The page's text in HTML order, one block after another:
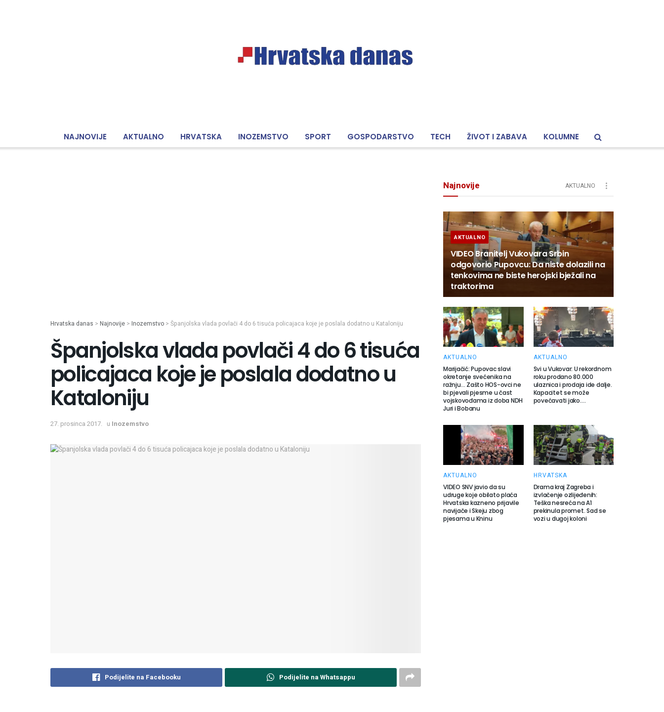
NAJNOVIJE AKTUALNO HRVATSKA INOZEMSTVO SPORT GOSPODARSTVO TECH ŽIVOT I ZABAVA KOLUMNE
Hrvatska danas > Najnovije > Inozemstvo > Španjolska vlada povlači 4 do 6 tisuća policajaca koje je poslala dodatno u Kataloniju
Španjolska vlada povlači 4 do 6 tisuća
policajaca koje je poslala dodatno u
Kataloniju
27. prosinca 2017. u Inozemstvo
Podijelite na Facebooku Podijelite na Whatsappu
Najnovije AKTUALNO
AKTUALNO
VIDEO Branitelj Vukovara Srbin
odgovorio Pupovcu: Da niste dolazili na
tenkovima ne biste herojski bježali na
traktorima
AKTUALNO
Marijačić: Pupovac slavi
okretanje svećenika na
ražnju… Zašto HOS-ovci ne
bi pjevali pjesme u čast
vojskovođama iz doba NDH
Juri i Bobanu
AKTUALNO
Svi u Vukovar: U rekordnom
roku prodano 80.000
ulaznica i prodaja ide dalje.
Kapacitet se može
povećavati jako….
AKTUALNO
VIDEO SNV javio da su
udruge koje obilato plaća
Hrvatska kazneno prijavile
navijače i Skeju zbog
pjesama u Kninu
HRVATSKA
Drama kraj Zagreba i
izvlačenje ozlijeđenih:
Teška nesreća na A1
prekinula promet. Sad se
vozi u dugoj koloni